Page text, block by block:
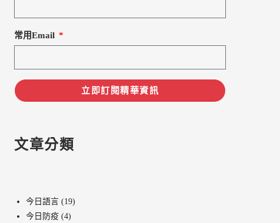
常用Email
立即訂閱精華資訊
文章分類
今日語言 (19)
今日防疫 (4)